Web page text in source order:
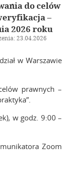
do celów
–
2026 roku
23.04.2026
w Warszawie
prawnych –
w godz. 9:00 –
Zoom